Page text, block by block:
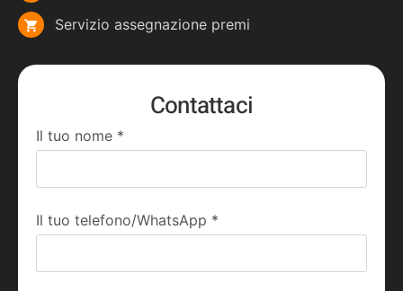
Servizio assegnazione premi
Contattaci
Il tuo nome *
Il tuo telefono/WhatsApp *